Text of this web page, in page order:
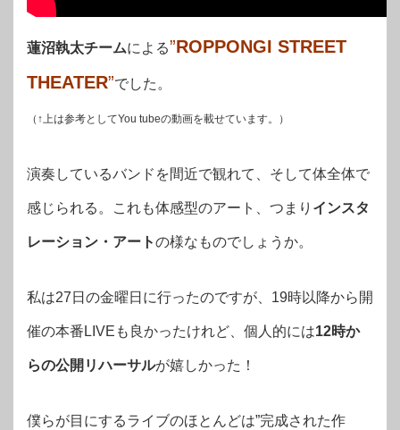
蓮沼執太チームによる”ROPPONGI STREET
THEATER”でした。
（↑上は参考としてYou tubeの動画を載せています。）
演奏しているバンドを間近で観れて、そして体全体で
感じられる。これも体感型のアート、つまり インスタ
レーション・アートの様なものでしょうか。
私は27日の金曜日に行ったのですが、19時以降から開
催の本番LIVEも良かったけれど、個人的には12時か
らの公開リハーサルが嬉しかった！
僕らが目にするライブのほとんどは”完成された作